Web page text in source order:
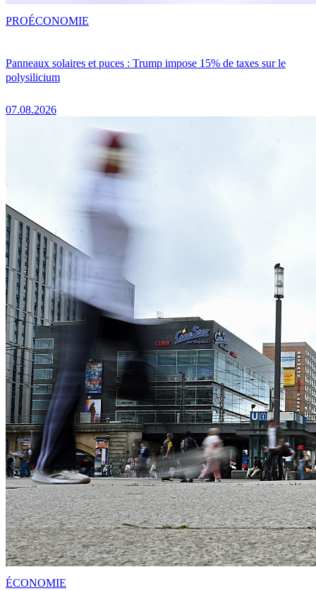
Panneaux solaires et puces : Trump impose 15% de taxes sur le
polysilicium
07.08.2026
PROÉCONOMIE
ÉCONOMIE